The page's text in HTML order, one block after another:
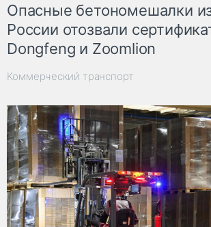
Опасные бетономешалки
России отозвали
Dongfeng и Zoomlion
Коммерческий транспорт